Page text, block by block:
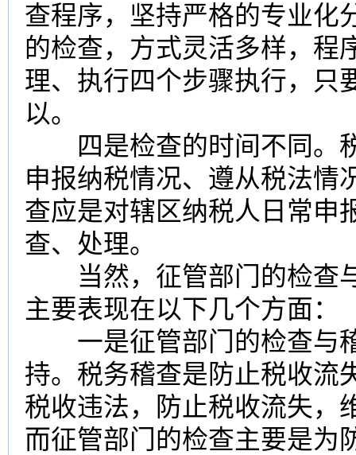
查程序，坚持严格的专业化
的检查，方式灵活多样，程
理、执行四个步骤执行，只
以。
四是检查的时间不同。
申报纳税情况、遵从税法情
查应是对辖区纳税人日常申
查、处理。
当然，征管部门的检查
主要表现在以下几个方面：
一是征管部门的检查与
持。税务稽查是防止税收流
税收违法，防止税收流失，
而征管部门的检查主要是为